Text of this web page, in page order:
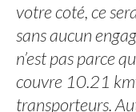
votre coté, ce
sans aucun
n’est pas parce
couvre 10.21
transporteurs.